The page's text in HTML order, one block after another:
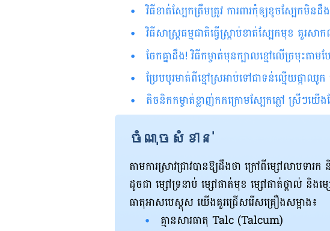
វិធីខាត់ស្បែកត្រឹមត្រូវ ការពារកុំឲ្យខូចស្បែកមិនដឹ
វិធីសាស្រ្តធម្មជាតិធ្វើស្រ្កាប់ខាត់ស្បែកមុខ គួរសា
ចែកគ្នាដឹង! វិធីកម្ចាត់មុនក្បាលខ្មៅលើច្រមុះតាម
ប្រែបបូរមាត់ពីខ្មៅស្រអាប់ទៅជាទន់ល្មើយផ្កាឈូ
តិចនិកកម្ចាត់ខ្លាញ់កកក្រោមស្បែកភ្លៅ ស្រីៗ​យើង
ចំណុចសំខាន់
តាមការស្រាវជ្រាវបានឱ្យដឹងថា ក្រៅពីម្សៅលាបទា
ដូចជា ម្សៅ​ទ្រនាប់ ម្សៅ​ផាត់មុខ ម្សៅផាត់ថ្ពាល់​ និងម្
ធាតុអាសបេស្តុស យើងគួរជ្រើសរើសគ្រឿងសម្អាង៖
គ្មានសារធាតុ Talc (Talcum)